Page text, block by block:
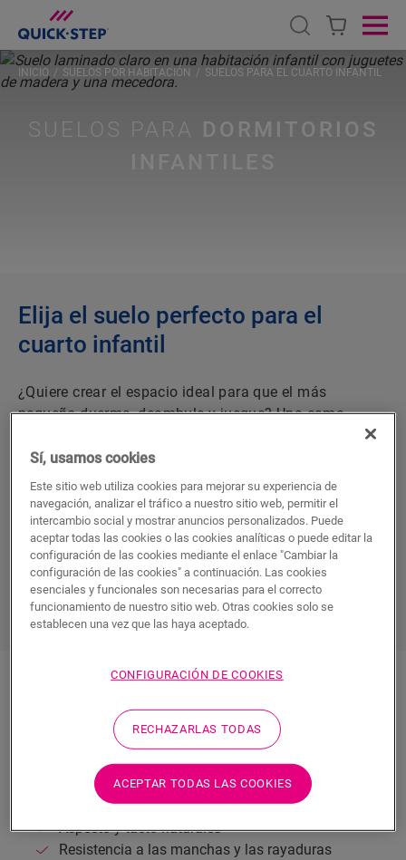
Open search
SUELOS PARA DORMITORIOS
INICIO SUELOS POR HABITACIÓN SUELOS PARA EL CUARTO INFANTIL
Elija el suelo perfecto para el
cuarto infantil
¿Quiere crear el espacio ideal para que el más
pequeño duerma, deambule y juegue? Una cama
cómoda, una pared con una decoración divertida, una
luz suave que brille en la oscuridad, una alfombra de
juegos mullida... Deje volar su imaginación y
asegúrese de que la habitación propicie el sueño.
lo mejor es lo bastante buenopara su bebé. ¡Es hora
de elegir un suelo que cumpla todos los requisitos!
DESCUBRA TODOS LOS SUELOS PARA EL
CUARTO INFANTIL
Suelos laminados para el cuarto
infantil
Aspecto y tacto naturales
Resistencia a las manchas y las rayaduras
Sí, usamos cookies
Este sitio web utiliza cookies para mejorar su experiencia de
navegación, analizar el tráfico a nuestro sitio web, permitir el
intercambio social y mostrar anuncios personalizados. Puede
aceptar todas las cookies o las cookies analíticas o puede editar la
configuración de las cookies mediante el enlace "Cambiar la
configuración de las cookies" a continuación. Las cookies
esenciales y funcionales son necesarias para el correcto
funcionamiento de nuestro sitio web. Otras cookies solo se
establecen una vez que las haya aceptado.
CONFIGURACIÓN DE COOKIES
RECHAZARLAS TODAS
ACEPTAR TODAS LAS COOKIES